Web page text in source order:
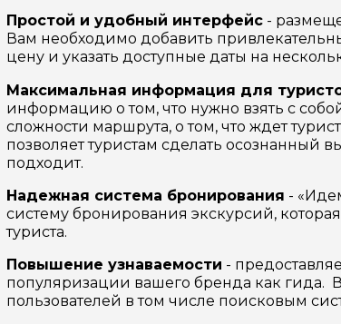
Простой и удобный интерфейс -
Вам необходимо добавить
цену и указать доступные даты на
Максимальная информация для
информацию о том, что нужно взять с
сложности маршрута, о том, что ждет
позволяет туристам сделать осознанный
подходит.
Надежная система бронирования -
систему бронирования экскурсий,
туриста.
Повышение узнаваемости -
популяризации вашего бренда как гида.
пользователей в том числе поисковым
Ваша электронная почта
вопросы, можете их задать
обработку